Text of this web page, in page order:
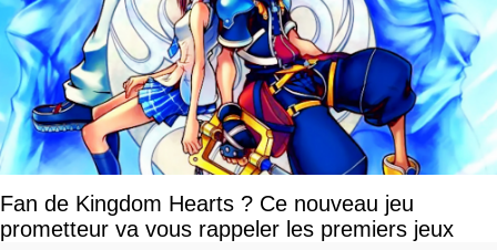
Fan de Kingdom Hearts ? Ce nouveau jeu
prometteur va vous rappeler les premiers jeux